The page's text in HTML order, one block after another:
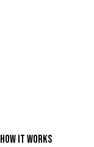
HOW IT WORKS